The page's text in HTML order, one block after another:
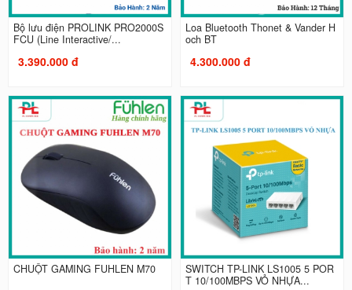
Bộ lưu điện PROLINK PRO2000S
FCU (Line Interactive/...
3.390.000 đ
Loa Bluetooth Thonet & Vander H
och BT
4.300.000 đ
CHUỘT GAMING FUHLEN M70
SWITCH TP-LINK LS1005 5 POR
T 10/100MBPS VỎ NHỰA...